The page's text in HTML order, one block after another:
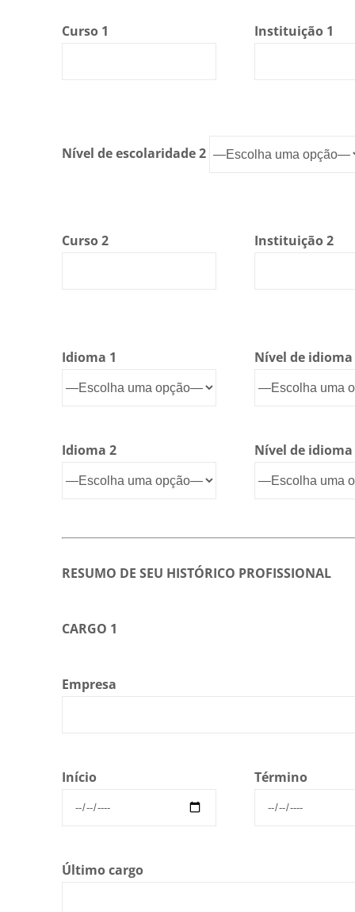
Curso 1 Instituição 1
Nível de escolaridade 2
Curso 2 Instituição 2
Idioma 1 Nível de idioma
Idioma 2 Nível de idioma
RESUMO DE SEU HISTÓRICO PROFISSIONAL
CARGO 1
Empresa
Início Término
Último cargo